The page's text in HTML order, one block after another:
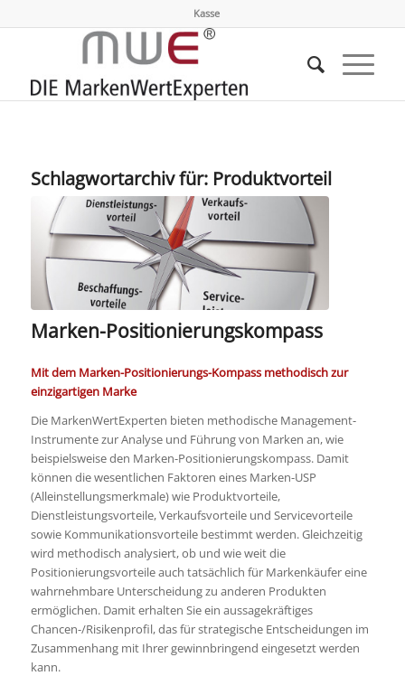
Kasse
Schlagwortarchiv für: Produktvorteil
Marken-Positionierungskompass
Mit dem Marken-Positionierungs-Kompass methodisch zur
einzigartigen Marke
Die MarkenWertExperten bieten methodische Management-
Instrumente zur Analyse und Führung von Marken an, wie
beispielsweise den Marken-Positionierungskompass. Damit
können die wesentlichen Faktoren eines Marken-USP
(Alleinstellungsmerkmale) wie Produktvorteile,
Dienstleistungsvorteile, Verkaufsvorteile und Servicevorteile
sowie Kommunikationsvorteile bestimmt werden. Gleichzeitig
wird methodisch analysiert, ob und wie weit die
Positionierungsvorteile auch tatsächlich für Markenkäufer eine
wahrnehmbare Unterscheidung zu anderen Produkten
ermöglichen. Damit erhalten Sie ein aussagekräftiges
Chancen-/Risikenprofil, das für strategische Entscheidungen im
Zusammenhang mit Ihrer gewinnbringend eingesetzt werden
kann.